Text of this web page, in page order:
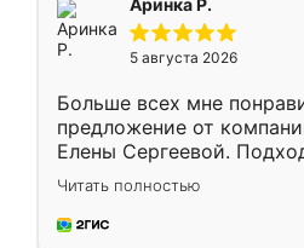
Аринка Р.
5 августа 2026
Больше всех мне
предложение от
Елены Сергеевой.
короткие сроки
для замера сотрудник
предложил по моему
Читать полностью